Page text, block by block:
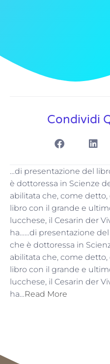
Condividi
…di presentazione del
è dottoressa in Scienze
abilitata che, come
libro con il grande e
lucchese, il Cesarin der
ha……di presentazione
che è dottoressa in
abilitata che, come
libro con il grande e
lucchese, il Cesarin der
ha…Read More